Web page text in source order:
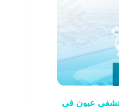
عيون في